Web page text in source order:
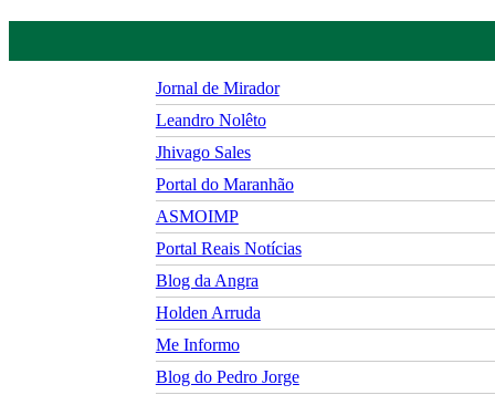
Jornal de Mirador
Leandro Nolêto
Jhivago Sales
Portal do Maranhão
ASMOIMP
Portal Reais Notí­cias
Blog da Angra
Holden Arruda
Me Informo
Blog do Pedro Jorge